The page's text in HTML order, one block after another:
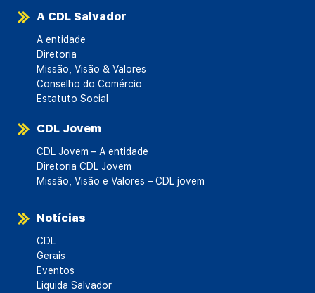
A CDL Salvador
A entidade
Diretoria
Missão, Visão & Valores
Conselho do Comércio
Estatuto Social
CDL Jovem
CDL Jovem – A entidade
Diretoria CDL Jovem
Missão, Visão e Valores – CDL jovem
Notícias
CDL
Gerais
Eventos
Liquida Salvador